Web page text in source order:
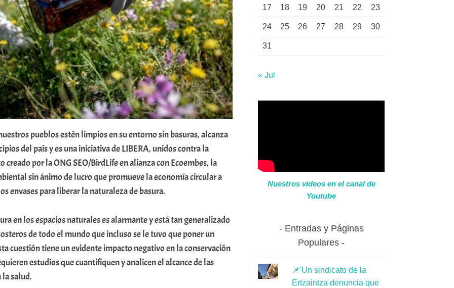
pueblos estén limpios en su entorno sin basuras, alcanza
del país y es una iniciativa de LIBERA, unidos contra la
creado por la ONG SEO/BirdLife en alianza con Ecoembes, la
sin ánimo de lucro que promueve la economía circular a
envases para liberar la naturaleza de basura.
en los espacios naturales es alarmante y está tan generalizado
de todo el mundo que incluso se le tuvo que poner un
cuestión tiene un evidente impacto negativo en la conservación
estudios que cuantifiquen y analicen el alcance de las
la salud.
17 18 19 20 21 22 23
24 25 26 27 28 29 30
31
« Jul
Nuestros videos en el canal de
Youtube
Entradas y Páginas
Populares
📌'Un sindicato de la
Ertzaintza denuncia que